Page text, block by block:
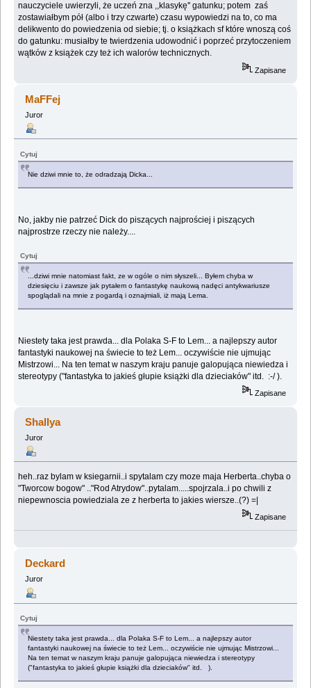
nauczyciele uwierzyli, że uczeń zna ,,klasykę'' gatunku; potem zaś
zostawiałbym pół (albo i trzy czwarte) czasu wypowiedzi na to, co ma
delikwento do powiedzenia od siebie; tj. o książkach sf które wnoszą coś
do gatunku: musiałby te twierdzenia udowodnić i poprzeć przytoczeniem
wątków z książek czy też ich walorów technicznych.
Zapisane
MaFFej
Juror
Cytuj
Nie dziwi mnie to, że odradzają Dicka...
No, jakby nie patrzeć Dick do piszących najprościej i piszących
najprostrze rzeczy nie należy....
Cytuj
...dziwi mnie natomiast fakt, ze w ogóle o nim słyszeli... Byłem chyba w
dziesięciu i zawsze jak pytałem o fantastykę naukową nadęci antykwariusze
spoglądali na mnie z pogardą i oznajmiali, iż mają Lema.
Niestety taka jest prawda... dla Polaka S-F to Lem... a najlepszy autor
fantastyki naukowej na świecie to też Lem... oczywiście nie ujmując
Mistrzowi... Na ten temat w naszym kraju panuje galopująca niewiedza i
stereotypy ("fantastyka to jakieś głupie książki dla dzieciaków" itd. :-/ ).
Zapisane
Shallya
Juror
heh..raz bylam w ksiegarnii..i spytalam czy moze maja Herberta..chyba o
"Tworcow bogow" .."Rod Atrydow"..pytalam.....spojrzala..i po chwili z
niepewnoscia powiedziala ze z herberta to jakies wiersze..(?) =|
Zapisane
Deckard
Juror
Cytuj
Niestety taka jest prawda... dla Polaka S-F to Lem... a najlepszy autor
fantastyki naukowej na świecie to też Lem... oczywiście nie ujmując Mistrzowi...
Na ten temat w naszym kraju panuje galopująca niewiedza i stereotypy
("fantastyka to jakieś głupie książki dla dzieciaków" itd. ).